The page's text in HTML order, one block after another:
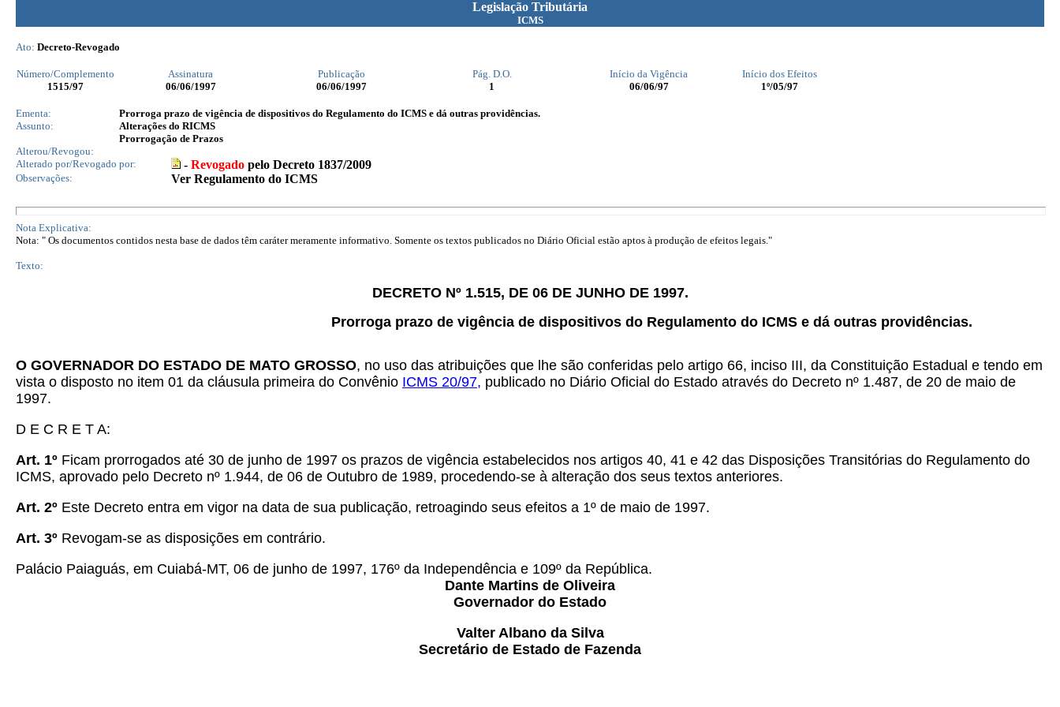
Legislação Tributária
ICMS
Ato: Decreto-Revogado
Número/Complemento Assinatura Publicação Pág. D.O. Início da Vigência
Início dos Efeitos
1515/97 06/06/1997 06/06/1997 1 06/06/97 1º/05/97
Ementa:
Prorroga prazo de vigência de dispositivos do Regulamento do ICMS e dá outras providências.
Assunto:
Alterações do RICMS
Prorrogação de Prazos
Alterou/Revogou:
Alterado por/Revogado por:
- Revogado pelo Decreto 1837/2009
Observações: Ver Regulamento do ICMS
Nota Explicativa:
Nota: " Os documentos contidos nesta base de dados têm caráter meramente informativo. Somente os textos publicados no Diário Oficial estão aptos à produção de efeitos legais."
Texto:
DECRETO Nº 1.515, DE 06 DE JUNHO DE 1997.
Prorroga prazo de vigência de dispositivos do Regulamento do ICMS e dá outras providências.
O GOVERNADOR DO ESTADO DE MATO GROSSO, no uso das atribuições que lhe são conferidas pelo artigo 66, inciso III, da Constituição Estadual e tendo em
vista o disposto no item 01 da cláusula primeira do Convênio ICMS 20/97, publicado no Diário Oficial do Estado através do Decreto nº 1.487, de 20 de maio de
1997.
D E C R E T A:
Art. 1º Ficam prorrogados até 30 de junho de 1997 os prazos de vigência estabelecidos nos artigos 40, 41 e 42 das Disposições Transitórias do Regulamento do
ICMS, aprovado pelo Decreto nº 1.944, de 06 de Outubro de 1989, procedendo-se à alteração dos seus textos anteriores.
Art. 2º Este Decreto entra em vigor na data de sua publicação, retroagindo seus efeitos a 1º de maio de 1997.
Art. 3º Revogam-se as disposições em contrário.
Palácio Paiaguás, em Cuiabá-MT, 06 de junho de 1997, 176º da Independência e 109º da República.
Dante Martins de Oliveira
Governador do Estado
Valter Albano da Silva
Secretário de Estado de Fazenda